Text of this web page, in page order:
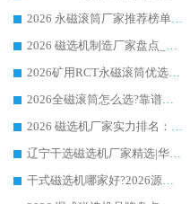
2026 永磁滚筒厂家推荐榜单：技术与实力双驱，华体会手机网页版-华体会(中国) 表现突出
2026 磁选机制造厂家盘点_华体会手机网页版-华体会(中国) _综合实力剖析
2026矿用RCT永磁滚筒优选厂家_华体会手机网页版-华体会(中国) 领衔靠谱品牌盘点
2026全磁滚筒怎么选?靠谱厂家推荐，口碑之选华体会手机网页版-华体会(中国)
2026 磁选机厂家实力排名：技术与实力双轮驱动，华体会手机网页版-华体会(中国) 领跑
辽宁干选磁选机厂家精选|华体会手机网页版-华体会(中国) 硬核实力领跑行业标杆
干式磁选机哪家好?2026源头厂家推荐_华体会手机网页版-华体会(中国) 强磁磁选机生产厂家